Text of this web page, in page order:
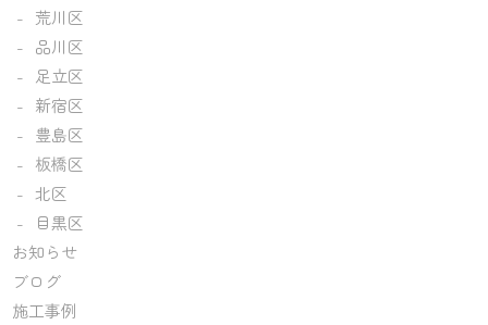
荒川区
品川区
足立区
新宿区
豊島区
板橋区
北区
目黒区
お知らせ
ブログ
施工事例